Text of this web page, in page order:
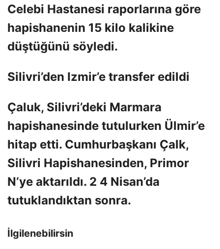
Celebi Hastanesi raporlarına göre
hapishanenin 15 kilo kalikine
düştüğünü söyledi.
Silivri’den Izmir’e transfer edildi
Çaluk, Silivri’deki Marmara
hapishanesinde tutulurken Ülmir’e
hitap etti. Cumhurbaşkanı Çalk,
Silivri Hapishanesinden, Primor
N’ye aktarıldı. 2 4 Nisan’da
tutuklandıktan sonra.
İlgilenebilirsin